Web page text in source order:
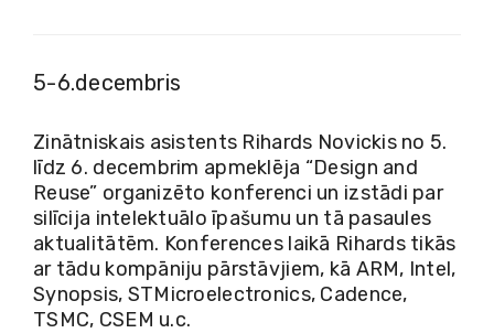
5-6.decembris
Zinātniskais asistents Rihards Novickis no 5.
līdz 6. decembrim apmeklēja “Design and
Reuse” organizēto konferenci un izstādi par
silīcija intelektuālo īpašumu un tā pasaules
aktualitātēm. Konferences laikā Rihards tikās
ar tādu kompāniju pārstāvjiem, kā ARM, Intel,
Synopsis, STMicroelectronics, Cadence,
TSMC, CSEM u.c.